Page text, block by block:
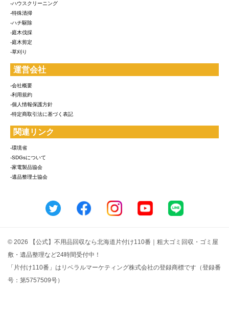
-ハウスクリーニング
-特殊清掃
-ハチ駆除
-庭木伐採
-庭木剪定
-草刈り
運営会社
-会社概要
-利用規約
-個人情報保護方針
-特定商取引法に基づく表記
関連リンク
-環境省
-SDGsについて
-家電製品協会
-遺品整理士協会
© 2026 【公式】不用品回収なら北海道片付け110番｜粗大ゴミ回収・ゴミ屋
敷・遺品整理など24時間受付中！
「片付け110番」はリベラルマーケティング株式会社の登録商標です（登録番
号：第5757509号）